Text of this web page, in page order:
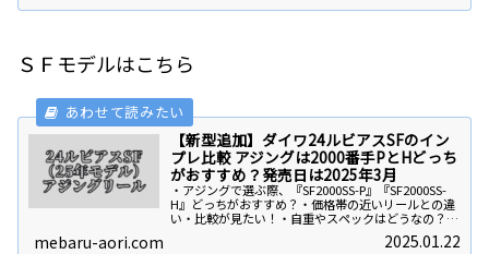
ＳＦモデルはこちら
【新型追加】ダイワ24ルビアスSFのイン
プレ比較 アジングは2000番手PとHどっち
がおすすめ？発売日は2025年3月
・アジングで選ぶ際、『SF2000SS-P』『SF2000SS-
H』どっちがおすすめ？・価格帯の近いリールとの違
い・比較が見たい！・自重やスペックはどうなの？こ
のような質問に答えます！結論から申しますと、、発
mebaru-aori.com 2025.01.22